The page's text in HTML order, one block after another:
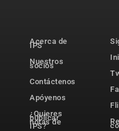
Acerca de
IPS
Nuestros
socios
Contáctenos
Apóyenos
¿Quieres
publicar
notas de
IPS?